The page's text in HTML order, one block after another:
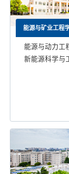
能源与矿业工程
能源与动力工
新能源科学与